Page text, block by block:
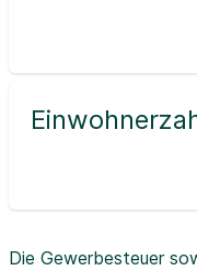
Die Gewerbesteuer